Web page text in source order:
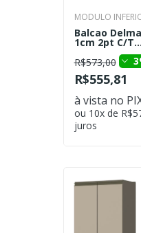
MODULO
Balcao
1cm 2pt C/T...
R$573,00
R$555,81
à vista no
ou 10x de
juros